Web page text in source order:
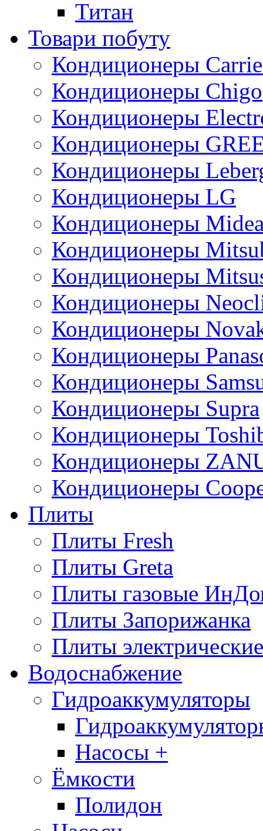
Титан
Товари побуту
Кондиционеры
Кондиционеры Chigo
Кондиционеры
Кондиционеры
Кондиционеры
Кондиционеры LG
Кондиционеры
Кондиционеры
Кондиционеры
Кондиционеры
Кондиционеры
Кондиционеры
Кондиционеры
Кондиционеры Supra
Кондиционеры
Кондиционеры
Кондиционеры
Плиты
Плиты Fresh
Плиты Greta
Плиты газовые
Плиты Запорижанка
Плиты
Водоснабжение
Гидроаккумуляторы
Насосы +
Ёмкости
Полидон